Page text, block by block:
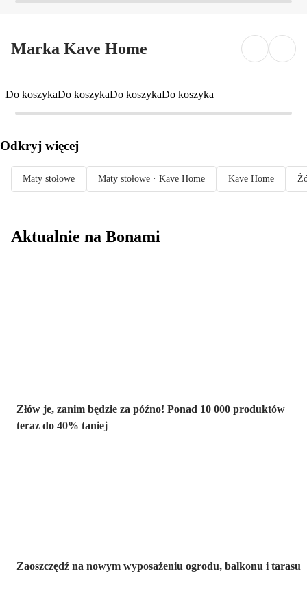
Marka Kave Home
Do koszykaDo koszykaDo koszykaDo koszyka
Odkryj więcej
Maty stołowe Maty stołowe · Kave Home Kave Home
Aktualnie na Bonami
Złów je, zanim będzie za późno! Ponad 10 000 produktów
teraz do 40% taniej
Zaoszczędź na nowym wyposażeniu ogrodu, balkonu i tarasu